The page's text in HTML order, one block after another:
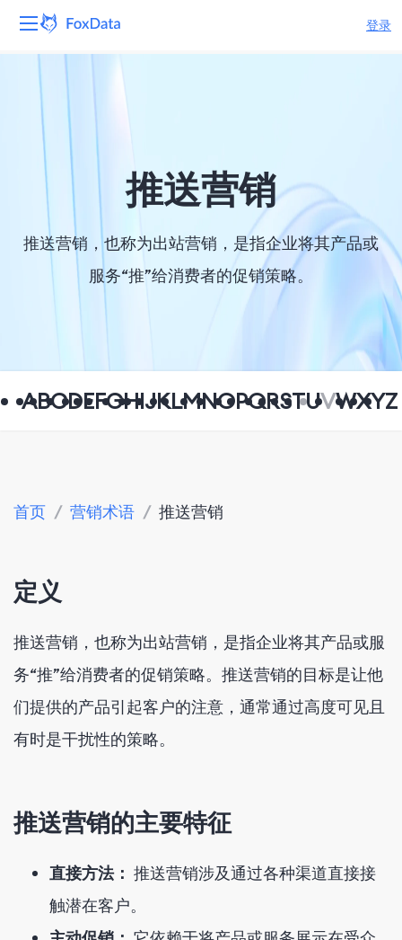
登录
产品
解决方案 推送营销
推送营销，也称为出站营销，是指企业将其产品或
服务“推”给消费者的促销策略。
ABCDEFGHIJKLMNOPQRSTUVWXYZ
首页 / 营销术语 / 推送营销
定义
推送营销，也称为出站营销，是指企业将其产品或服
务“推”给消费者的促销策略。推送营销的目标是让他
们提供的产品引起客户的注意，通常通过高度可见且
有时是干扰性的策略。
推送营销的主要特征
直接方法： 推送营销涉及通过各种渠道直接接
触潜在客户。